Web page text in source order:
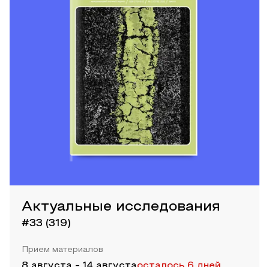
Актуальные исследования
#33 (319)
Прием материалов